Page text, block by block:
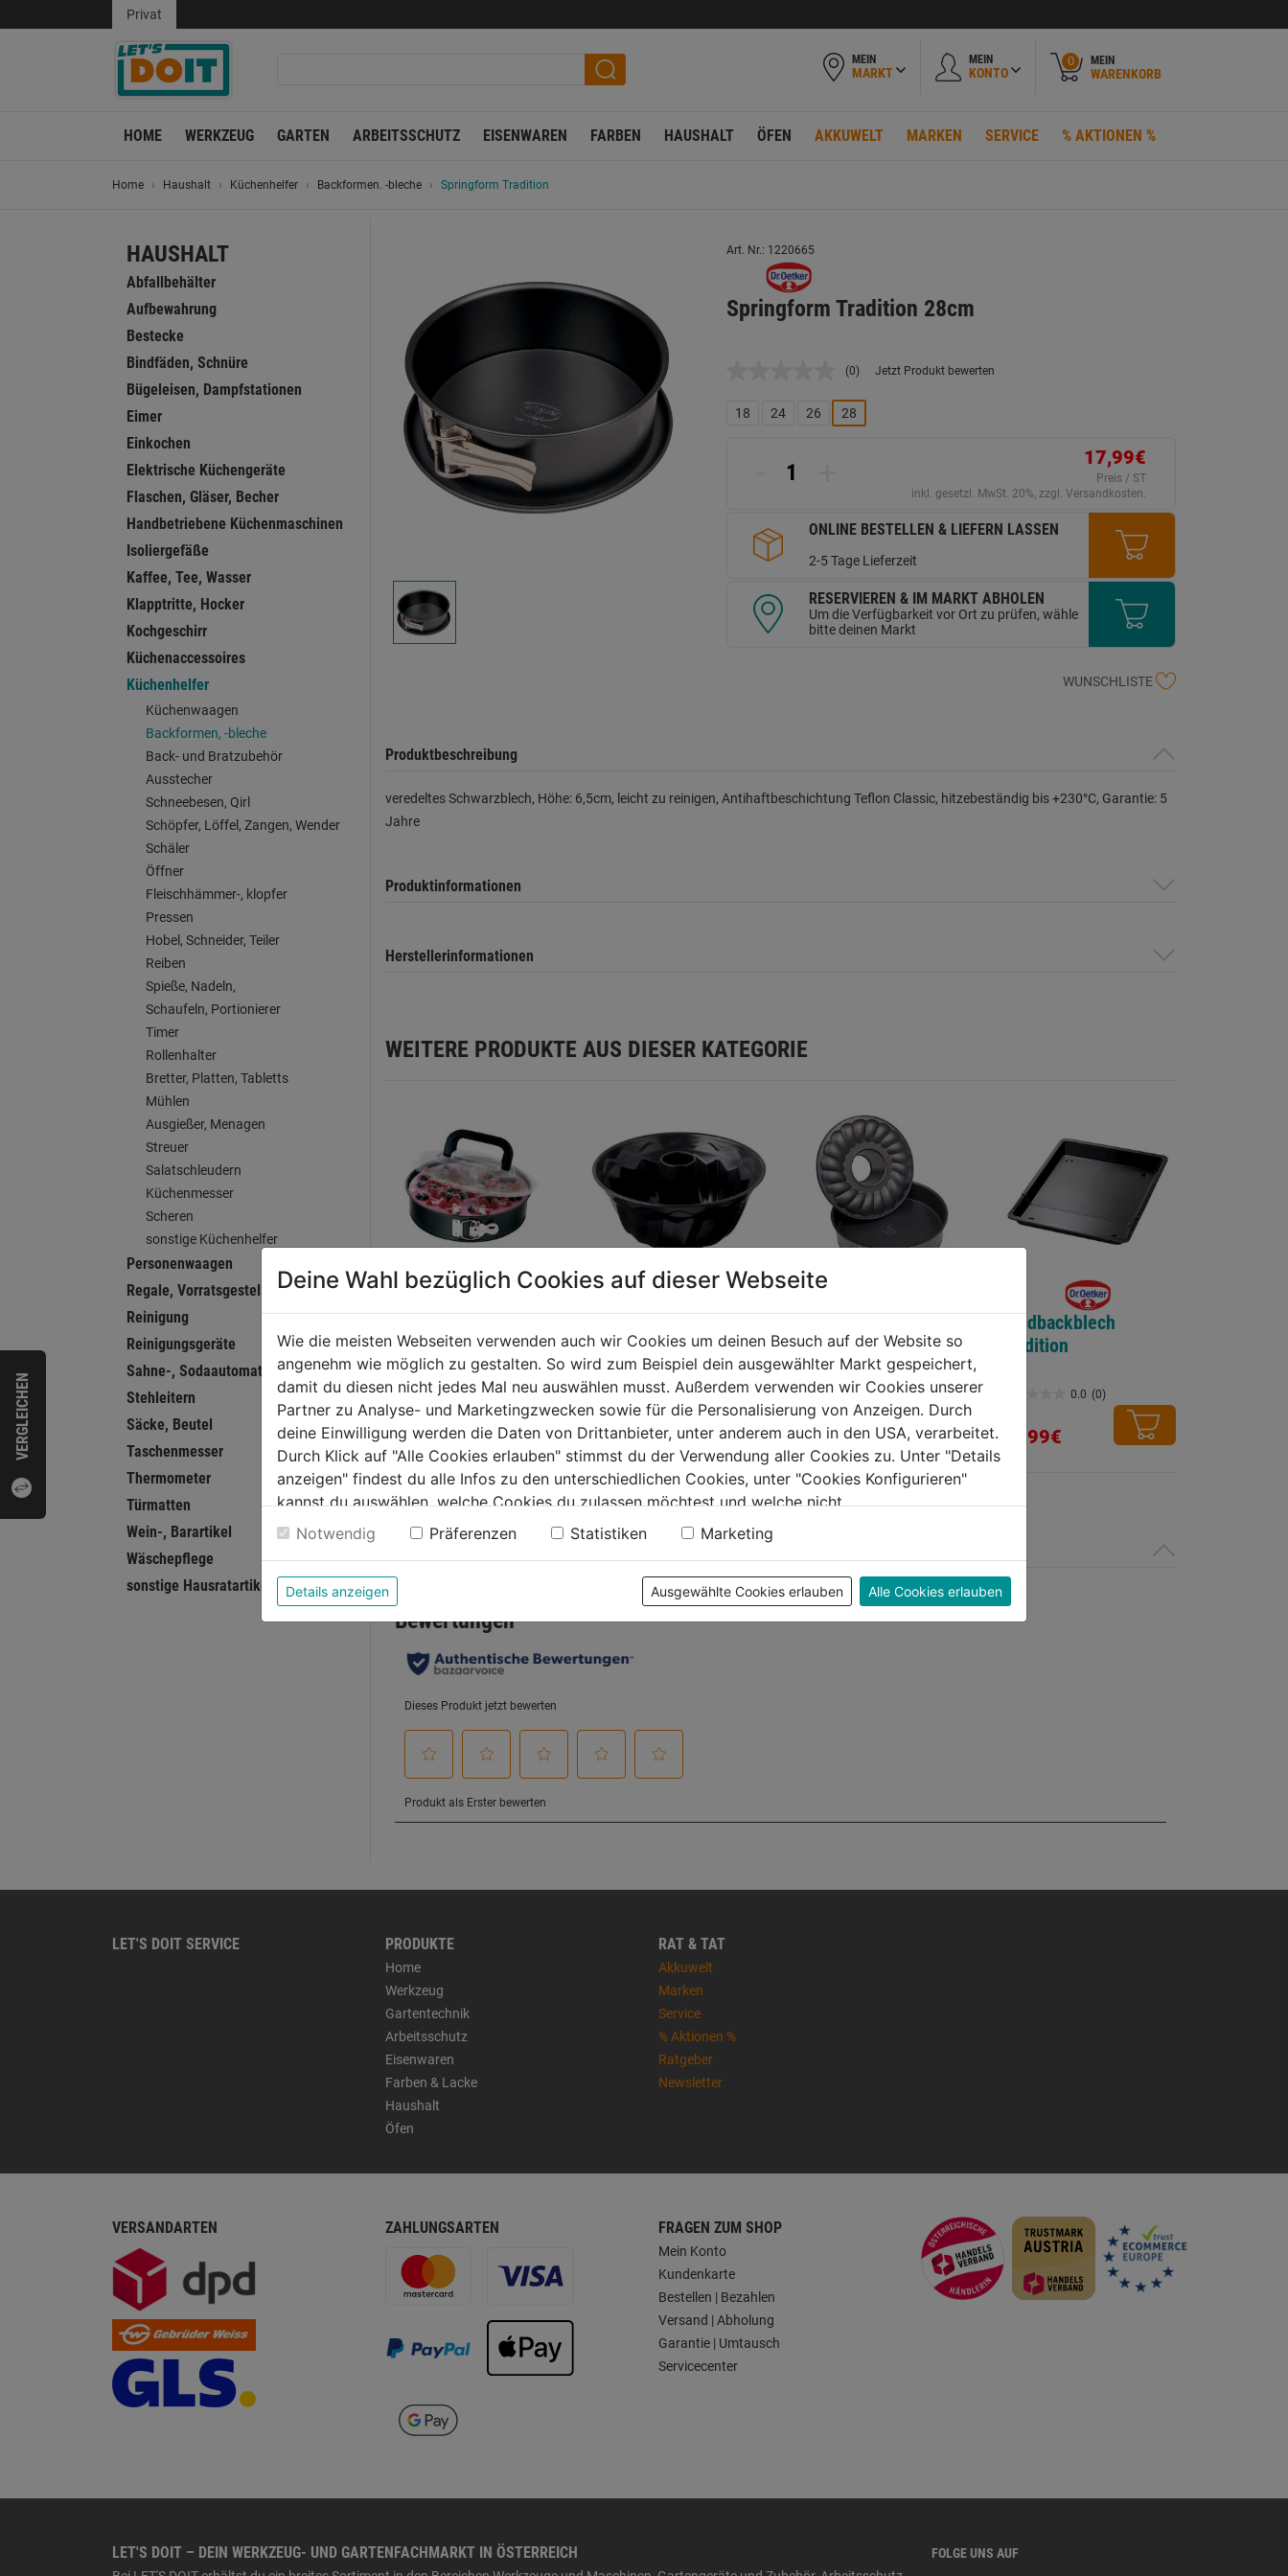
VERGLEICHEN
Privat
MEIN
MARKT
MEIN
KONTO
0 MEIN
WARENKORB
HOME WERKZEUG GARTEN ARBEITSSCHUTZ EISENWAREN FARBEN HAUSHALT ÖFEN AKKUWELT MARKEN SERVICE % AKTIONEN %
Home Haushalt Küchenhelfer Backformen. -bleche Springform Tradition
HAUSHALT
Abfallbehälter
Aufbewahrung
Bestecke
Bindfäden, Schnüre
Bügeleisen, Dampfstationen
Eimer
Einkochen
Elektrische Küchengeräte
Flaschen, Gläser, Becher
Handbetriebene Küchenmaschinen
Isoliergefäße
Kaffee, Tee, Wasser
Klapptritte, Hocker
Kochgeschirr
Küchenaccessoires
Küchenhelfer
Küchenwaagen
Backformen, -bleche
Back- und Bratzubehör
Ausstecher
Schneebesen, Qirl
Schöpfer, Löffel, Zangen, Wender
Schäler
Öffner
Fleischhämmer-, klopfer
Pressen
Hobel, Schneider, Teiler
Reiben
Spieße, Nadeln,
Schaufeln, Portionierer
Timer
Rollenhalter
Bretter, Platten, Tabletts
Mühlen
Ausgießer, Menagen
Streuer
Salatschleudern
Küchenmesser
Scheren
sonstige Küchenhelfer
Personenwaagen
Regale, Vorratsgestelle
Reinigung
Reinigungsgeräte
Sahne-, Sodaautomaten, Siphone
Stehleitern
Säcke, Beutel
Taschenmesser
Thermometer
Türmatten
Wein-, Barartikel
Wäschepflege
sonstige Hausratartikel
Art. Nr.: 1220665
Springform Tradition 28cm
Kein
Link
auf
(0) Jetzt Produkt bewerten
18 24 26 28
17,99€
Preis / ST
inkl. gesetzl. MwSt. 20%, zzgl. Versandkosten.
ONLINE BESTELLEN & LIEFERN LASSEN
2-5 Tage Lieferzeit
RESERVIEREN & IM MARKT ABHOLEN
Um die Verfügbarkeit vor Ort zu prüfen, wähle
bitte deinen Markt
WUNSCHLISTE
Produktbeschreibung
veredeltes Schwarzblech, Höhe: 6,5cm, leicht zu reinigen, Antihaftbeschichtung Teflon Classic, hitzebeständig bis +230°C, Garantie: 5
Jahre
Produktinformationen
Herstellerinformationen
WEITERE PRODUKTE AUS DIESER KATEGORIE
Bake+Take 26cm 1
Boden
schw.+Kunststoffhaub
e
0.0 (0)
0.0
von
5
Sternen.
20,99€
Tradition 22cm
0.0 (0)
0.0
von
5
Sternen.
23,99€
mit Rohrboden
0.0 (0)
0.0
von
5
Sternen.
23,99€
Herdbackblech
Tradition
0.0 (0)
24,99€
LET'S DOIT SERVICE PRODUKTE
Home
Werkzeug
Gartentechnik
Arbeitsschutz
Eisenwaren
Farben & Lacke
Haushalt
Öfen
RAT & TAT
Akkuwelt
Marken
Service
% Aktionen %
Ratgeber
Newsletter
VERSANDARTEN ZAHLUNGSARTEN FRAGEN ZUM SHOP
Mein Konto
Kundenkarte
Bestellen | Bezahlen
Versand | Abholung
Garantie | Umtausch
Servicecenter
LET'S DOIT – DEIN WERKZEUG- UND GARTENFACHMARKT IN ÖSTERREICH FOLGE UNS AUF
Deine Wahl bezüglich Cookies auf dieser Webseite
Wie die meisten Webseiten verwenden auch wir Cookies um deinen Besuch auf der Website so
angenehm wie möglich zu gestalten. So wird zum Beispiel dein ausgewählter Markt gespeichert,
damit du diesen nicht jedes Mal neu auswählen musst. Außerdem verwenden wir Cookies unserer
Partner zu Analyse- und Marketingzwecken sowie für die Personalisierung von Anzeigen. Durch
deine Einwilligung werden die Daten von Drittanbieter, unter anderem auch in den USA, verarbeitet.
Durch Klick auf "Alle Cookies erlauben" stimmst du der Verwendung aller Cookies zu. Unter "Details
anzeigen" findest du alle Infos zu den unterschiedlichen Cookies, unter "Cookies Konfigurieren"
kannst du auswählen, welche Cookies du zulassen möchtest und welche nicht.
Weitere Informationen findest du in unserer Datenschutzerklärung
Notwendig Präferenzen Statistiken Marketing
Details anzeigen Ausgewählte Cookies erlauben Alle Cookies erlauben